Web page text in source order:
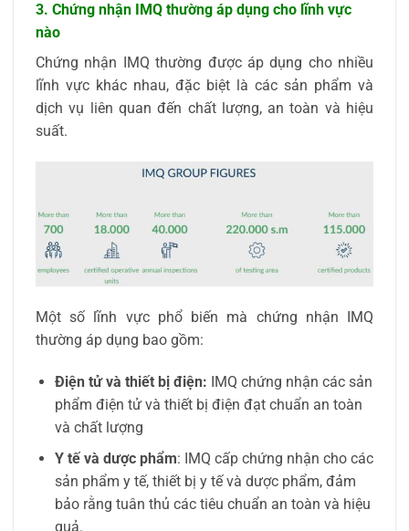
3. Chứng nhận IMQ thường áp dụng cho lĩnh vực
nào
Chứng nhận IMQ thường được áp dụng cho nhiều
lĩnh vực khác nhau, đặc biệt là các sản phẩm và
dịch vụ liên quan đến chất lượng, an toàn và hiệu
suất.
Một số lĩnh vực phổ biến mà chứng nhận IMQ
thường áp dụng bao gồm:
Điện tử và thiết bị điện: IMQ chứng nhận các sản
phẩm điện tử và thiết bị điện đạt chuẩn an toàn
và chất lượng
Y tế và dược phẩm: IMQ cấp chứng nhận cho các
sản phẩm y tế, thiết bị y tế và dược phẩm, đảm
bảo rằng tuân thủ các tiêu chuẩn an toàn và hiệu
quả.